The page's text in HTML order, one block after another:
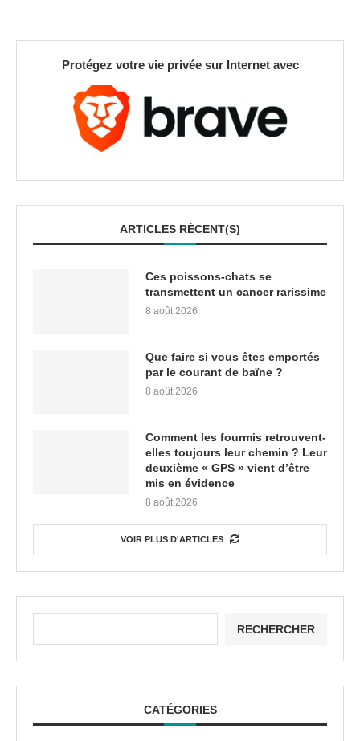
Protégez votre vie privée sur Internet avec
ARTICLES RÉCENT(S)
Ces poissons-chats se
transmettent un cancer rarissime
8 août 2026
Que faire si vous êtes emportés
par le courant de baïne ?
8 août 2026
Comment les fourmis retrouvent-
elles toujours leur chemin ? Leur
deuxième « GPS » vient d’être
mis en évidence
8 août 2026
VOIR PLUS D'ARTICLES
RECHERCHER
CATÉGORIES